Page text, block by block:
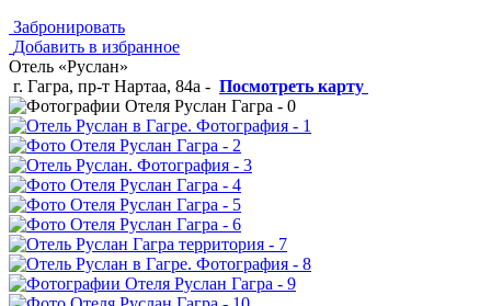
Забронировать
Добавить в избранное
Отель «Руслан»
г. Гагра, пр-т Нартаа, 84а - Посмотреть карту